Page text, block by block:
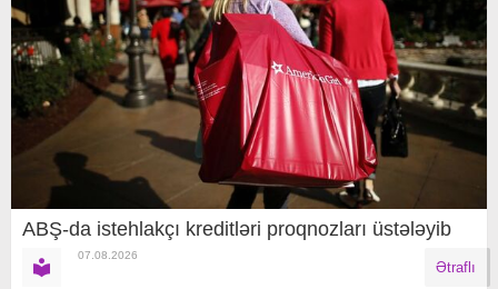
ABŞ-da istehlakçı kreditləri proqnozları üstələyib
07.08.2026
Ətraflı